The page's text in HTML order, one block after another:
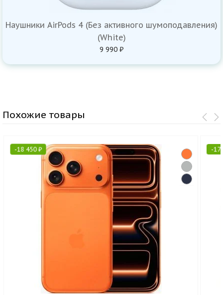
Наушники AirPods 4 (Без активного шумоподавления)
(White)
9 990 ₽
Похожие товары
-18 450₽ -17